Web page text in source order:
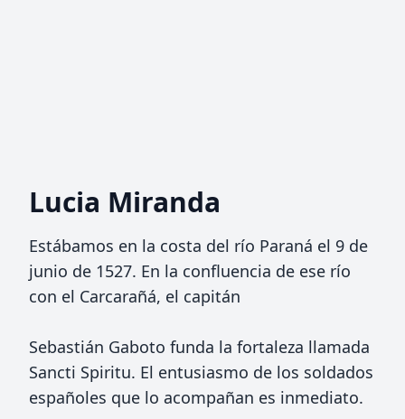
Lucia Miranda
Estábamos en la costa del río Paraná el 9 de
junio de 1527. En la confluencia de ese río
con el Carcarañá, el capitán
Sebastián Gaboto funda la fortaleza llamada
Sancti Spiritu. El entusiasmo de los soldados
españoles que lo acompañan es inmediato.